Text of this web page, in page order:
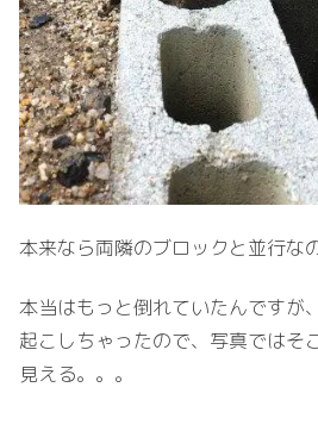
本来なら両隣のブロックと並行な
本当はもっと倒れていたんですが
起こしちゃったので、写真ではそ
見える。。。